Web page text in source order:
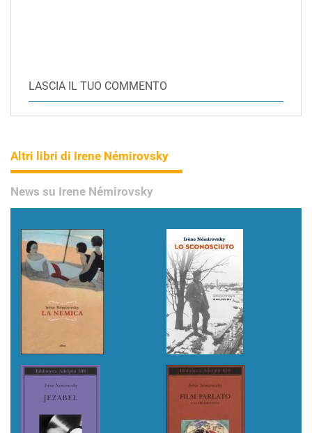
LASCIA IL TUO COMMENTO
Altri libri di Irene Némirovsky
News su Irene Némirovsky